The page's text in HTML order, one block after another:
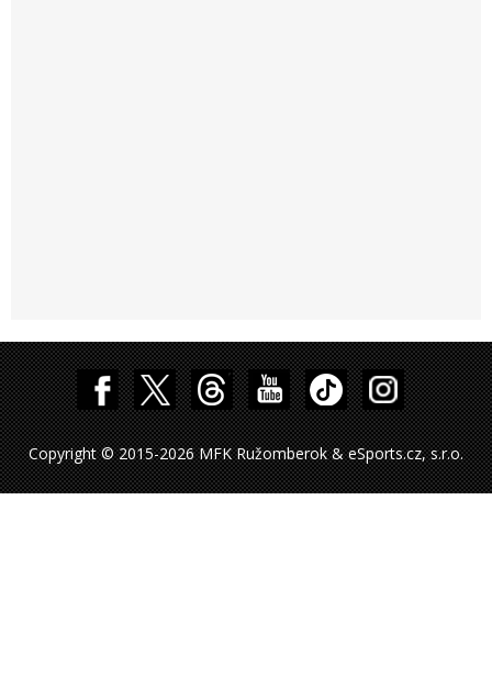
Copyright © 2015-2026 MFK Ružomberok & eSports.cz, s.r.o.